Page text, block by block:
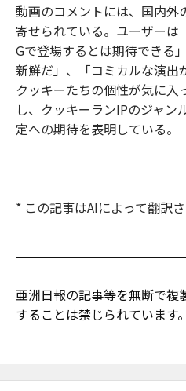
動画のコメントには、国内外
寄せられている。ユーザーは
Gで登場するとは期待できる
新鮮だ」、「コミカルな演出
クッキーたちの個性が気に入
し、クッキーランIPのジャン
定への期待を表明している。
* この記事はAIによって翻訳さ
亜洲日報の記事等を無断で複
することは禁じられています。